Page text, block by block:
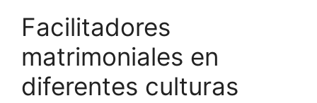
Facilitadores
matrimoniales en
diferentes culturas